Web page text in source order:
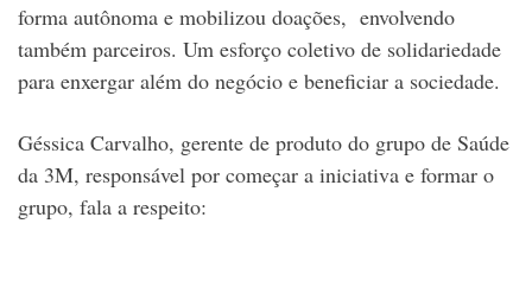
forma autônoma e mobilizou doações, envolvendo
também parceiros. Um esforço coletivo de solidariedade
para enxergar além do negócio e beneficiar a sociedade.
Géssica Carvalho, gerente de produto do grupo de Saúde
da 3M, responsável por começar a iniciativa e formar o
grupo, fala a respeito: